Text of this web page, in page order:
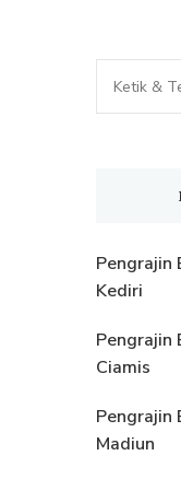
Mencari
Sesuatu?
Pengrajin
Kediri
Pengrajin
Ciamis
Pengrajin
Madiun